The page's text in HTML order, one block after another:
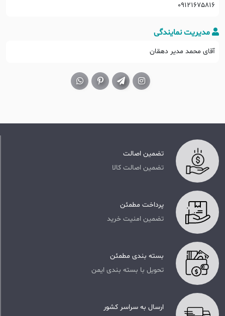
09121675816
مدیریت نمایندگی
آقای محمد مدیر دهقان
تضمین اصالت
تضمین اصالت کالا
پرداخت مطمئن
تضمین امنیت خرید
بسته بندی مطمئن
تحویل با بسته بندی ایمن
ارسال به سراسر کشور